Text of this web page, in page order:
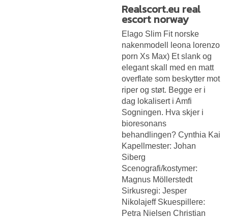
Realscort.eu real
escort norway
Elago Slim Fit norske
nakenmodell leona lorenzo
porn Xs Max) Et slank og
elegant skall med en matt
overflate som beskytter mot
riper og støt. Begge er i
dag lokalisert i Amfi
Sogningen. Hva skjer i
bioresonans
behandlingen? Cynthia Kai
Kapellmester: Johan
Siberg
Scenografi/kostymer:
Magnus Möllerstedt
Sirkusregi: Jesper
Nikolajeff Skuespillere:
Petra Nielsen Christian